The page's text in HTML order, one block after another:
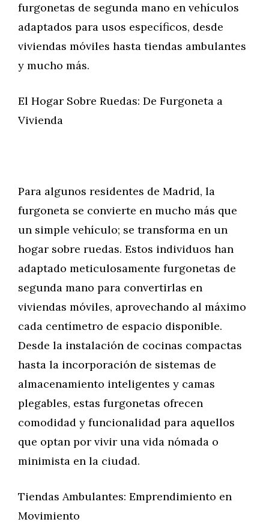
furgonetas de segunda mano en vehículos
adaptados para usos específicos, desde
viviendas móviles hasta tiendas ambulantes
y mucho más.
El Hogar Sobre Ruedas: De Furgoneta a
Vivienda
Para algunos residentes de Madrid, la
furgoneta se convierte en mucho más que
un simple vehículo; se transforma en un
hogar sobre ruedas. Estos individuos han
adaptado meticulosamente furgonetas de
segunda mano para convertirlas en
viviendas móviles, aprovechando al máximo
cada centímetro de espacio disponible.
Desde la instalación de cocinas compactas
hasta la incorporación de sistemas de
almacenamiento inteligentes y camas
plegables, estas furgonetas ofrecen
comodidad y funcionalidad para aquellos
que optan por vivir una vida nómada o
minimista en la ciudad.
Tiendas Ambulantes: Emprendimiento en
Movimiento